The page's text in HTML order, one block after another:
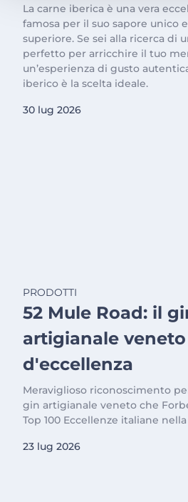
La carne iberica è una vera
famosa per il suo sapore unico
superiore. Se sei alla ricerca di
perfetto per arricchire il tuo
un’esperienza di gusto
iberico è la scelta ideale.
30 lug 2026
PRODOTTI
52 Mule Road: il
artigianale veneto
d'eccellenza
Meraviglioso riconoscimento
gin artigianale veneto che
Top 100 Eccellenze italiane
23 lug 2026